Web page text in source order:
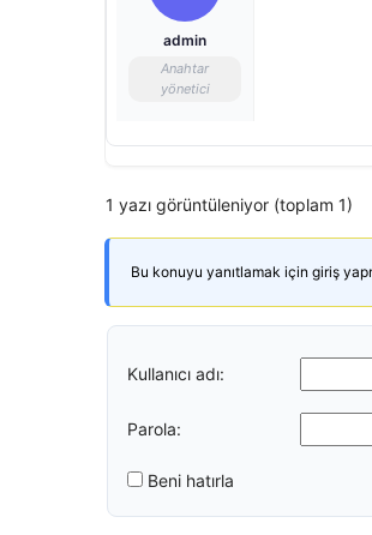
admin
Anahtar
yönetici
1 yazı görüntüleniyor (toplam 1)
Bu konuyu yanıtlamak için giriş
Kullanıcı adı:
Parola:
Beni hatırla